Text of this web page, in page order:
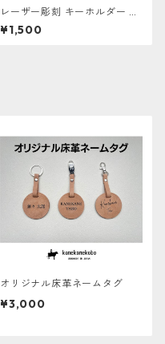
レーザー彫刻 キーホルダー 床
革【ERABERU】
¥1,500
オリジナル床革ネームタグ
¥3,000